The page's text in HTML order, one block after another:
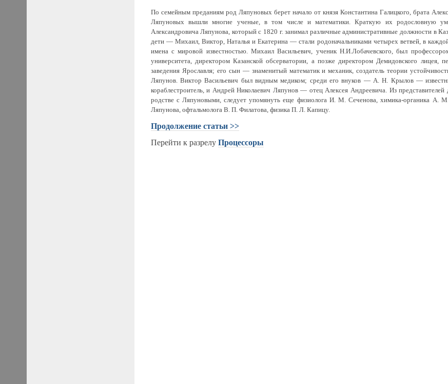
По семейным преданиям род Ляпуновых берет начало от князя Константина Галицкого, брата
Ляпуновых вышли многие ученые, в том числе и математики. Краткую их родословную
Александровича Ляпунова, который с 1820 г. занимал различные административные должности в
дети — Михаил, Виктор, Наталья и Екатерина — стали родоначальниками четырех ветвей, в
имена с мировой известностью. Михаил Васильевич, ученик Н.И.Лобачевского, был
университета, директором Казанской обсерватории, а позже директором Демидовского лицея,
заведения Ярославля; его сын — знаменитый математик и механик, создатель теории
Ляпунов. Виктор Васильевич был видным медиком; среди его внуков — А. Н. Крылов —
кораблестроитель, и Андрей Николаевич Ляпунов — отец Алексея Андреевича. Из представителей
родстве с Ляпуновыми, следует упомянуть еще физиолога И. М. Сеченова, химика-органика А.
Ляпунова, офтальмолога В. П. Филатова, физика П. Л. Капицу.
Продолжение статьи >>
Перейти к разрелу Процессоры